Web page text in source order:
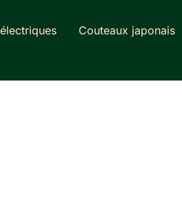
Couteaux japonais